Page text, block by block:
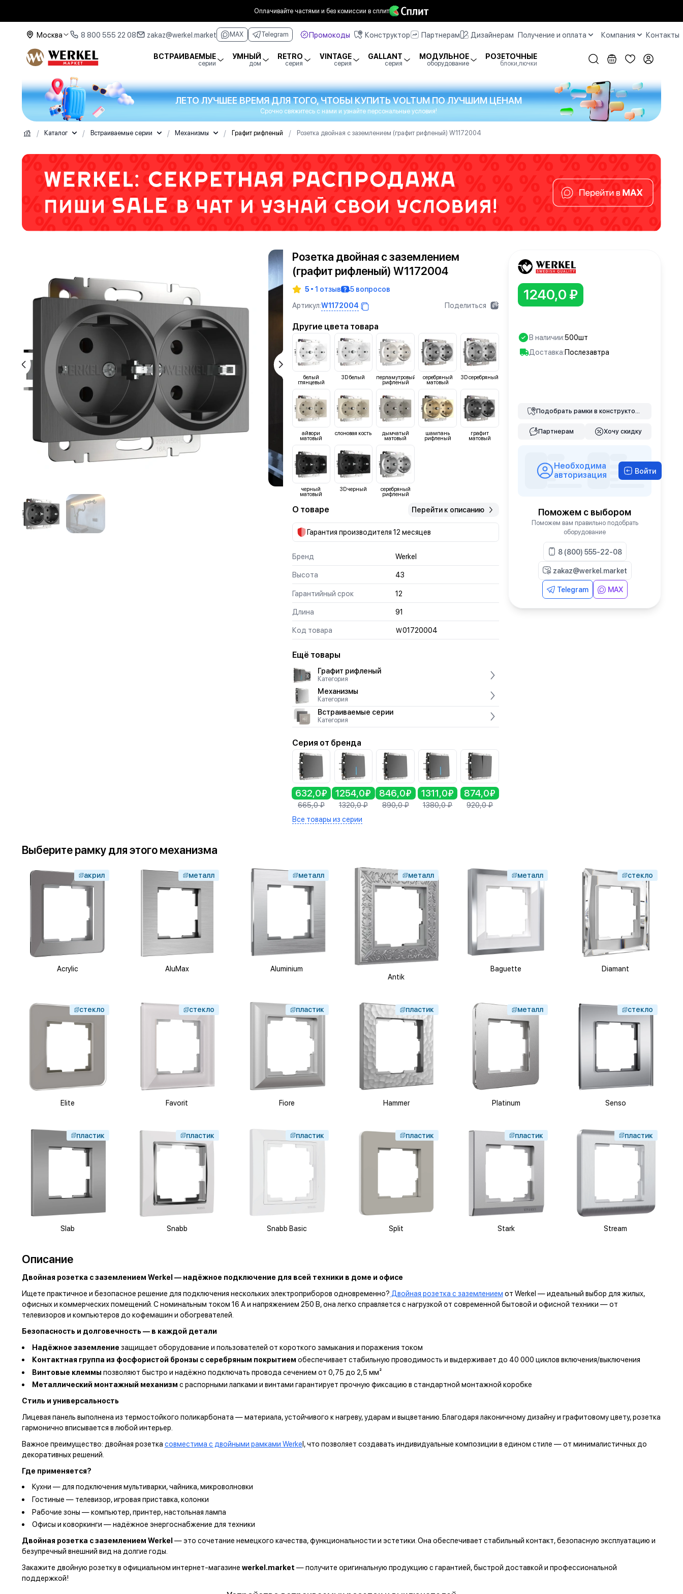
Оплачивайте частями и без комиссии в сплит
Москва 8 800 555 22 08 zakaz@werkel.market MAX Telegram Промокоды Конструктор Партнерам Дизайнерам Получение и оплата Компания Контакты
ВСТРАИВАЕМЫЕ
серии
УМНЫЙ
дом
RETRO
серия
VINTAGE
серия
GALLANT
серия
МОДУЛЬНОЕ
оборудование
РОЗЕТОЧНЫЕ
блоки,лючки
ЛЕТО ЛУЧШЕЕ ВРЕМЯ ДЛЯ ТОГО, ЧТОБЫ КУПИТЬ VOLTUM ПО ЛУЧШИМ ЦЕНАМ
Срочно свяжитесь с нами и узнайте персональные условия!
/ Каталог / Встраиваемые серии / Механизмы / Графит рифленый / Розетка двойная с заземлением (графит рифленый) W1172004
Розетка двойная с заземлением
(графит рифленый) W1172004
5 1 отзыв
5 вопросов
Артикул:W1172004 Поделиться
Другие цвета товара
белый
глянцевый
3D белый перламутровый
рифленый
серебряный
матовый
3D серебряный
айвори
матовый
слоновая кость дымчатый
матовый
шампань
рифленый
графит
матовый
черный
матовый
3D черный серебряный
рифленый
О товаре Перейти к описанию
Гарантия производителя 12 месяцев
Бренд Werkel
Высота 43
Гарантийный срок 12
Длина 91
Код товара Ｗ01720004
Ещё товары
Графит рифленый
Категория
Механизмы
Категория
Встраиваемые серии
Категория
Серия от бренда
632,0₽
665,0₽
1254,0₽
1320,0₽
846,0₽
890,0₽
1311,0₽
1380,0₽
874,0₽
920,0₽
Все товары из серии
1240,0 ₽
В наличии:500шт
Доставка:Послезавтра
Подобрать рамки в конструкторе
Партнерам Хочу скидку
Необходима
авторизация
Войти
Поможем с выбором
Поможем вам правильно подобрать
оборудование
8 (800) 555-22-08
zakaz@werkel.market
Telegram MAX
Выберитерамку дляэтого механизма
акрил
Acrylic
металл
AluMax
металл
Aluminium
металл
Antik
металл
Baguette
стекло
Diamant
стекло
Elite
стекло
Favorit
пластик
Fiore
пластик
Hammer
металл
Platinum
стекло
Senso
пластик
Slab
пластик
Snabb
пластик
Snabb Basic
пластик
Split
пластик
Stark
пластик
Stream
Описание
Двойная розетка с заземлением Werkel — надёжное подключение для всей техники в доме и офисе
Ищете практичное и безопасное решение для подключения нескольких электроприборов одновременно? Двойная розетка с заземлением от Werkel — идеальный выбор для жилых,
офисных и коммерческих помещений. С номинальным током 16 А и напряжением 250 В, она легко справляется с нагрузкой от современной бытовой и офисной техники — от
телевизоров и компьютеров до кофемашин и обогревателей.
Безопасность и долговечность — в каждой детали
Надёжное заземление защищает оборудование и пользователей от короткого замыкания и поражения током
Контактная группа из фосфористой бронзы с серебряным покрытием обеспечивает стабильную проводимость и выдерживает до 40 000 циклов включения/выключения
Винтовые клеммы позволяют быстро и надёжно подключать провода сечением от 0,75 до 2,5 мм²
Металлический монтажный механизм с распорными лапками и винтами гарантирует прочную фиксацию в стандартной монтажной коробке
Стиль и универсальность
Лицевая панель выполнена из термостойкого поликарбоната — материала, устойчивого к нагреву, ударам и выцветанию. Благодаря лаконичному дизайну и графитовому цвету, розетка
гармонично вписывается в любой интерьер.
Важное преимущество: двойная розетка совместима с двойными рамками Werkel, что позволяет создавать индивидуальные композиции в едином стиле — от минималистичных до
декоративных решений.
Где применяется?
Кухни — для подключения мультиварки, чайника, микроволновки
Гостиные — телевизор, игровая приставка, колонки
Рабочие зоны — компьютер, принтер, настольная лампа
Офисы и коворкинги — надёжное энергоснабжение для техники
Двойная розетка с заземлением Werkel — это сочетание немецкого качества, функциональности и эстетики. Она обеспечивает стабильный контакт, безопасную эксплуатацию и
безупречный внешний вид на долгие годы.
Закажите двойную розетку в официальном интернет-магазине werkel.market — получите оригинальную продукцию с гарантией, быстрой доставкой и профессиональной
поддержкой!